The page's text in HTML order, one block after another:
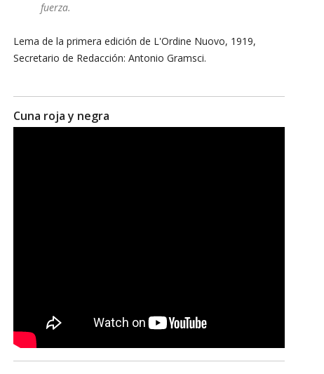
fuerza.
Lema de la primera edición de L'Ordine Nuovo, 1919,
Secretario de Redacción: Antonio Gramsci.
Cuna roja y negra